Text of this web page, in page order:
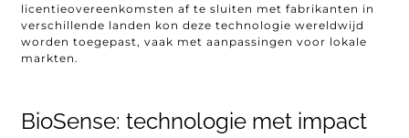
licentieovereenkomsten af te sluiten met fabrikanten in
verschillende landen kon deze technologie wereldwijd
worden toegepast, vaak met aanpassingen voor lokale
markten.
BioSense: technologie met impact